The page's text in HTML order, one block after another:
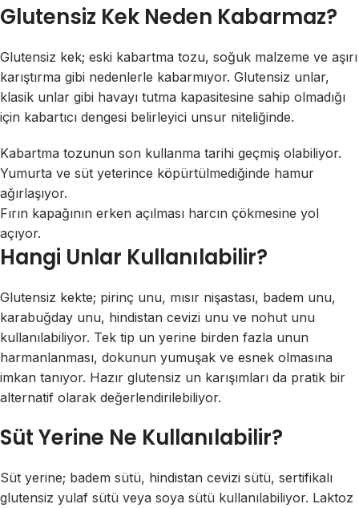
Glutensiz Kek Neden Kabarmaz?
Glutensiz kek; eski kabartma tozu, soğuk malzeme ve aşırı
karıştırma gibi nedenlerle kabarmıyor. Glutensiz unlar,
klasik unlar gibi havayı tutma kapasitesine sahip olmadığı
için kabartıcı dengesi belirleyici unsur niteliğinde.
Kabartma tozunun son kullanma tarihi geçmiş olabiliyor.
Yumurta ve süt yeterince köpürtülmediğinde hamur
ağırlaşıyor.
Fırın kapağının erken açılması harcın çökmesine yol
açıyor.
Hangi Unlar Kullanılabilir?
Glutensiz kekte; pirinç unu, mısır nişastası, badem unu,
karabuğday unu, hindistan cevizi unu ve nohut unu
kullanılabiliyor. Tek tip un yerine birden fazla unun
harmanlanması, dokunun yumuşak ve esnek olmasına
imkan tanıyor. Hazır glutensiz un karışımları da pratik bir
alternatif olarak değerlendirilebiliyor.
Süt Yerine Ne Kullanılabilir?
Süt yerine; badem sütü, hindistan cevizi sütü, sertifikalı
glutensiz yulaf sütü veya soya sütü kullanılabiliyor. Laktoz